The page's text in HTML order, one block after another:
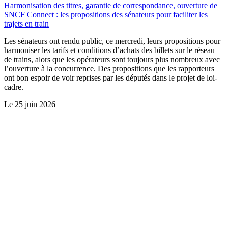
Harmonisation des titres, garantie de correspondance, ouverture de
SNCF Connect : les propositions des sénateurs pour faciliter les
trajets en train
Les sénateurs ont rendu public, ce mercredi, leurs propositions pour
harmoniser les tarifs et conditions d’achats des billets sur le réseau
de trains, alors que les opérateurs sont toujours plus nombreux avec
l’ouverture à la concurrence. Des propositions que les rapporteurs
ont bon espoir de voir reprises par les députés dans le projet de loi-
cadre.
Le 25 juin 2026